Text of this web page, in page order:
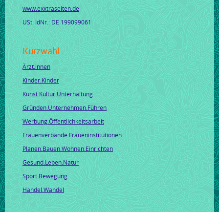
www.exxtraseiten.de
USt. IdNr.: DE 199099061
Kurzwahl
Ärzt.innen
Kinder.Kinder
Kunst.Kultur.Unterhaltung
Gründen.Unternehmen.Führen
Werbung.Öffentlichkeitsarbeit
Frauenverbände.Fraueninstitutionen
Planen.Bauen.Wohnen.Einrichten
Gesund.Leben.Natur
Sport.Bewegung
Handel.Wandel